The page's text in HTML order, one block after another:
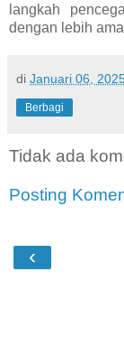
langkah
dengan lebih
di Januari 06,
Berbagi
Tidak ada
Posting
‹